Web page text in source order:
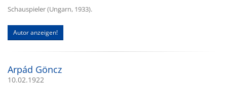
Schauspieler (Ungarn, 1933).
Autor anzeigen!
Arpád Göncz
10.02.1922